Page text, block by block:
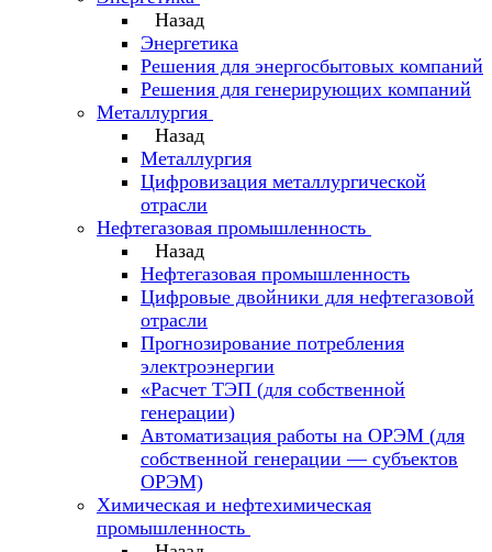
Назад
Энергетика
Решения для энергосбытовых компаний
Решения для генерирующих компаний
Металлургия
Назад
Металлургия
Цифровизация металлургической
отрасли
Нефтегазовая промышленность
Назад
Нефтегазовая промышленность
Цифровые двойники для нефтегазовой
отрасли
Прогнозирование потребления
электроэнергии
«Расчет ТЭП (для собственной
генерации)
Автоматизация работы на ОРЭМ (для
собственной генерации — субъектов
ОРЭМ)
Химическая и нефтехимическая
промышленность